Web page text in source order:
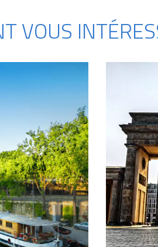
VOUS